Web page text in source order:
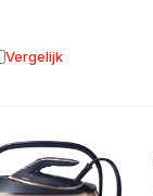
Vergelijk aan